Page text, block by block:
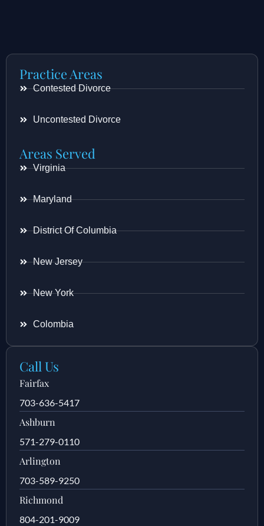
Practice Areas
Contested Divorce
Uncontested Divorce
Areas Served
Virginia
Maryland
District Of Columbia
New Jersey
New York
Colombia
Call Us
Fairfax
703-636-5417
Ashburn
571-279-0110
Arlington
703-589-9250
Richmond
804-201-9009